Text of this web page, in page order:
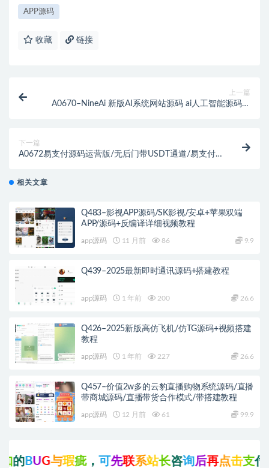
APP源码
收藏 链接
上一篇
A0670–NineAi 新版AI系统网站源码 ai人工智能源码搭
下一篇
A0672易支付源码运营版/无后门带USDT通道/易支付
相关文章
Q483–影视APP源码/SK影视/安卓+苹果双端
APP/源码+反编译详细视频教程
app源码 11 月前 86 9.9
Q439–2025最新即时通讯源码+搭建教程
app源码 1 年前 200 26.6
Q426–2025新版高仿飞机/仿TG源码+视频搭建
教程
app源码 1 年前 227 26.6
Q457–价值2w多的云豹直播购物系统源码/直播
带商城源码/直播带货合作模式/带搭建教程
app源码 12 月前 61 99.9
UG与瑕疵，可先 联 系站长咨询后再点击支付下载